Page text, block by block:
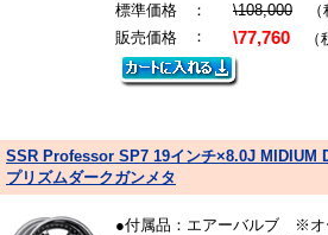
標準価格
： \108,000 （
販売価格
： \77,760 （
SSR Professor SP7 19インチ×8.0J MIDIUM
プリズムダークガンメタ
●付属品：エアーバルブ ※オ